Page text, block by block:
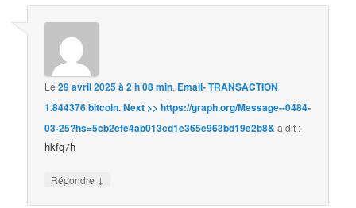
Le29 avril 2025 à 2 h 08 min, Email- TRANSACTION
1.844376 bitcoin. Next >> https://graph.org/Message--0484-
03-25?hs=5cb2efe4ab013cd1e365e963bd19e2b8& a dit :
hkfq7h
Répondre ↓